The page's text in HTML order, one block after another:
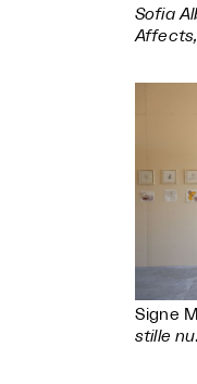
Sofia
Affects,
Signe
stille nu